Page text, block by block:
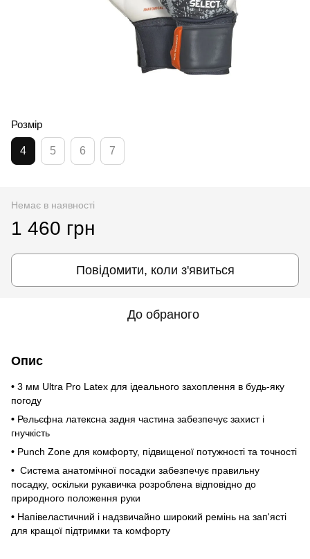
Розмір
4 5 6 7
Немає в наявності
1 460 грн
Повідомити, коли з'явиться
До обраного
Опис
• 3 мм Ultra Pro Latex для ідеального захоплення в будь-яку
погоду
• Рельєфна латексна задня частина забезпечує захист і
гнучкість
• Punch Zone для комфорту, підвищеної потужності та точності
• Система анатомічної посадки забезпечує правильну
посадку, оскільки рукавичка розроблена відповідно до
природного положення руки
• Напівеластичний і надзвичайно широкий ремінь на зап'ясті
для кращої підтримки та комфорту